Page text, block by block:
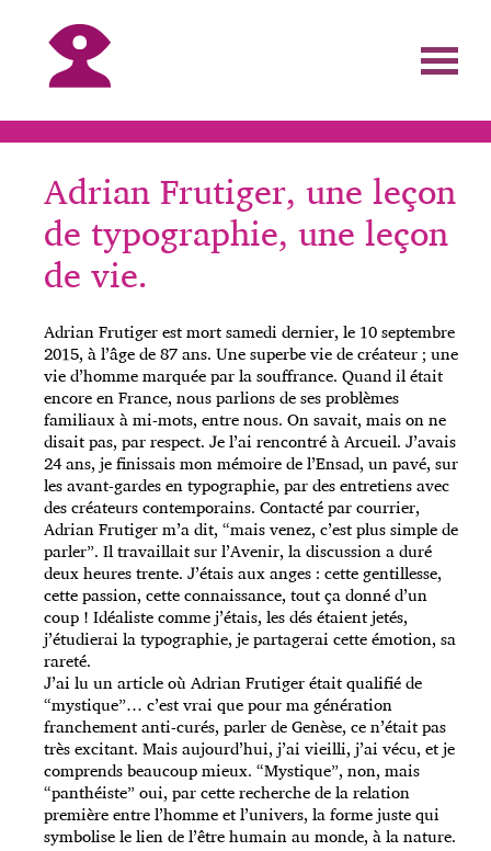
Adrian Frutiger, une leçon
de typographie, une leçon
de vie.
Adrian Frutiger est mort samedi dernier, le 10 septembre
2015, à l’âge de 87 ans. Une superbe vie de créateur ; une
vie d’homme marquée par la souffrance. Quand il était
encore en France, nous parlions de ses problèmes
familiaux à mi-mots, entre nous. On savait, mais on ne
disait pas, par respect. Je l’ai rencontré à Arcueil. J’avais
24 ans, je finissais mon mémoire de l’Ensad, un pavé, sur
les avant-gardes en typographie, par des entretiens avec
des créateurs contemporains. Contacté par courrier,
Adrian Frutiger m’a dit, “mais venez, c’est plus simple de
parler”. Il travaillait sur l’Avenir, la discussion a duré
deux heures trente. J’étais aux anges : cette gentillesse,
cette passion, cette connaissance, tout ça donné d’un
coup ! Idéaliste comme j’étais, les dés étaient jetés,
j’étudierai la typographie, je partagerai cette émotion, sa
rareté.
J’ai lu un article où Adrian Frutiger était qualifié de
“mystique”… c’est vrai que pour ma génération
franchement anti-curés, parler de Genèse, ce n’était pas
très excitant. Mais aujourd’hui, j’ai vieilli, j’ai vécu, et je
comprends beaucoup mieux. “Mystique”, non, mais
“panthéiste” oui, par cette recherche de la relation
première entre l’homme et l’univers, la forme juste qui
symbolise le lien de l’être humain au monde, à la nature.